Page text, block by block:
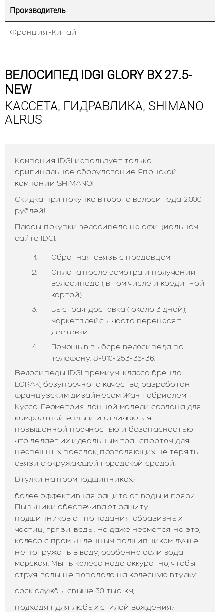
Производитель
Франция-Китай
ВЕЛОСИПЕД IDGI GLORY BX 27.5-
NEW
КАССЕТА, ГИДРАВЛИКА, SHIMANO
ALRUS
Компания IDGI использует только
оригинальное оборудование Японской
компании SHIMANO!
Скидка при покупке второго велосипеда 2.000
рублей!
Плюсы покупки велосипеда на официальном
сайте IDGI:
Обратная связь с продавцом
Оплата после осмотра и получении
велосипеда ( в том числе и кредитной
картой)
Быстрая доставка ( около 3 дней),
маркетплейсы часто переносят
доставки.
Помощь в выборе велосипеда по
телефону: 8-910-253-36-36.
Велосипеды IDGI премиум-класса бренда
LORAK, безупречного качества, разработан
французским дизайнером Жан Габриелем
Куссо. Геометрия данной модели создана для
комфортной езды и и отличаются
повышенной прочностью и безопасностью,
что делает их идеальным транспортом для
неспешных поездок, позволяющих не терять
связи с окружающей городской средой.
Втулки на промподшипниках:·
более эффективная защита от воды и грязи.
Пыльники обеспечивают защиту
подшипников от попадания абразивных
частиц, грязи, воды. Но даже несмотря на это,
колесо с промышленным подшипником лучше
не погружать в воду, особенно если вода
морская. Мыть колеса надо аккуратно, чтобы
струя воды не попадала на колесную втулку;·
срок службы свыше 30 тыс. км;·
подходят для любых стилей вождения;·